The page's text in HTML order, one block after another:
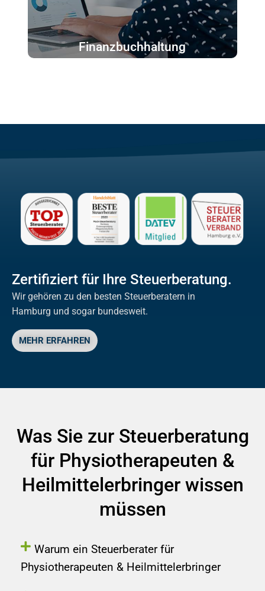
Finanzbuchhaltung
Zertifiziert für Ihre Steuerberatung.
Wir gehören zu den besten Steuerberatern in
Hamburg und sogar bundesweit.
MEHR ERFAHREN
Was Sie zur Steuerberatung
für Physiotherapeuten &
Heilmittelerbringer wissen
müssen
Warum ein Steuerberater für
Physiotherapeuten & Heilmittelerbringer